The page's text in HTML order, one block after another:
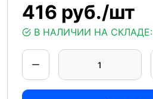
416 руб./шт
В НАЛИЧИИ НА СКЛАДЕ: